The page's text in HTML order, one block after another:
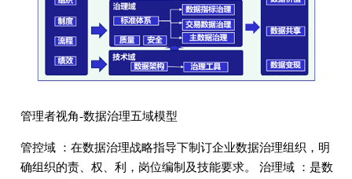
管理者视角-数据治理五域模型
管控域 ：在数据治理战略指导下制订企业数据治理组织，明
确组织的责、权、利，岗位编制及技能要求。 治理域 ：是数